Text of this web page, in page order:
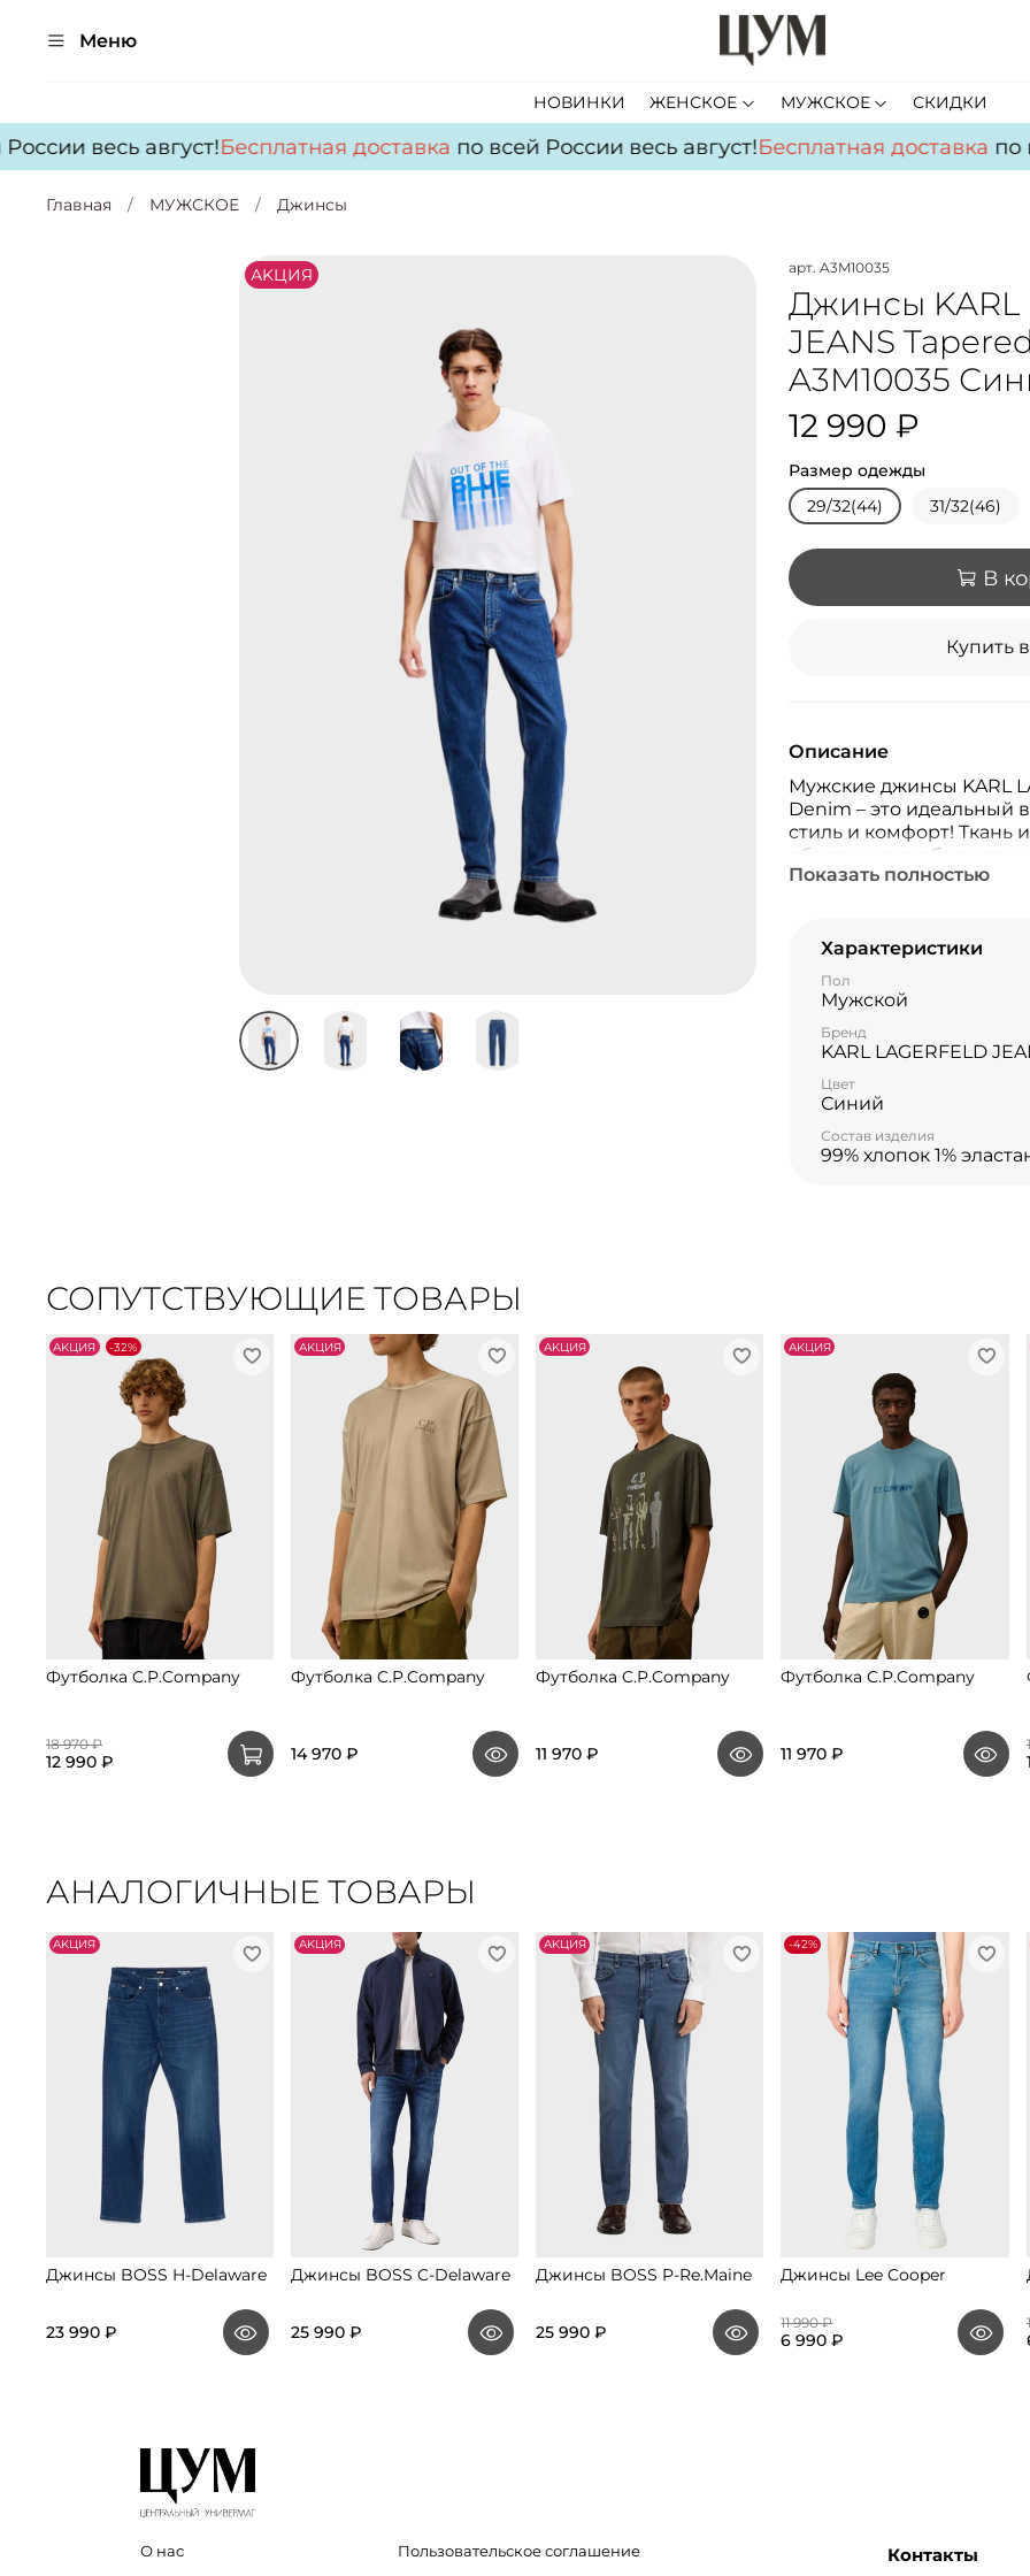
Меню
НОВИНКИ ЖЕНСКОЕ МУЖСКОЕ СКИДКИ
весь август!Бесплатная доставкапо всей России весь август!Бесплатная доставкапо
Главная МУЖСКОЕ Джинсы
АKЦИЯ арт. A3M10035
Джинсы KARL
JEANS
A3M10035
12 990 ₽
Размер одежды
29/32(44)
31/32(46)
В
Купить
Описание
Мужские джинсы KARL
Denim – это идеальный
стиль и комфорт! Ткань
обеспечит свободу
службы одежды.
Показать полностью
Характеристики
Пол
Мужской
Бренд
KARL LAGERFELD
Цвет
Синий
Состав изделия
99% хлопок 1%
СОПУТСТВУЮЩИЕ ТОВАРЫ
АKЦИЯ -32%
Футболка C.P.Company
18 970 ₽
12 990 ₽
АKЦИЯ
Футболка C.P.Company
14 970 ₽
АKЦИЯ
Футболка C.P.Company
11 970 ₽
АKЦИЯ
Футболка C.P.Company
11 970 ₽
АНАЛОГИЧНЫЕ ТОВАРЫ
АKЦИЯ
Джинсы BOSS H-Delaware
23 990 ₽
АKЦИЯ
Джинсы BOSS C-Delaware
25 990 ₽
АKЦИЯ
Джинсы BOSS P-Re.Maine
25 990 ₽
-42%
Джинсы Lee Cooper
11 990 ₽
6 990 ₽
О нас
Пользовательское соглашение
Контакты